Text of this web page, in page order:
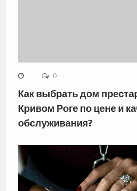
0
Как выбрать дом
Кривом Роге по цене и
обслуживания?